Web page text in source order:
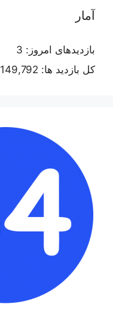
آمار
بازدیدهای امروز: 3
کل بازدید ها: 149,792